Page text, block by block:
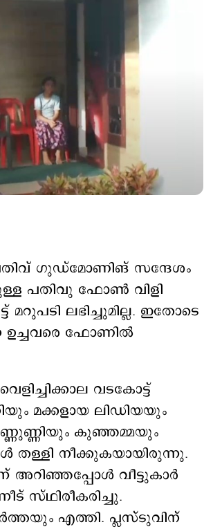
ഗുഡ്മോണിങ് സന്ദേശം
പതിവു ഫോൺ വിളി
മറുപടി ലഭിച്ചുമില്ല. ഇതോടെ
ഉച്ചവരെ ഫോണിൽ
വടകോട്ട്
മക്കളായ ലിഡിയയും
കുഞ്ഞമ്മയും
തള്ളി നീക്കുകയായിരുന്നു.
അറിഞ്ഞപ്പോൾ വീട്ടുകാർ‌
സ്ഥിരീകരിച്ചു.
എത്തി. പ്ലസ്ടുവിന്